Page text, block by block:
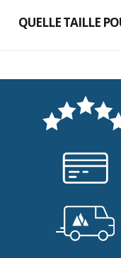
QUELLE TAILLE